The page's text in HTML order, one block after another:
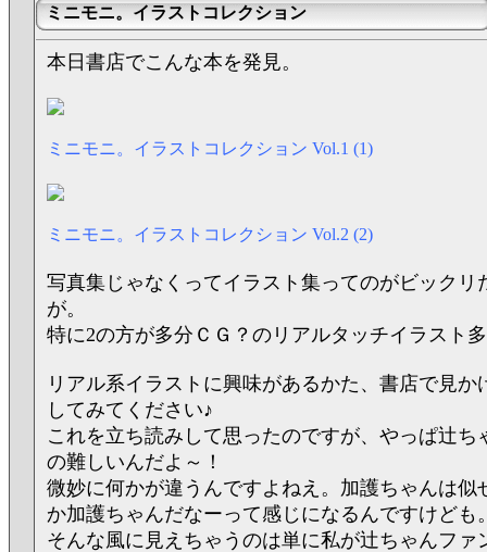
ミニモニ。イラストコレクション
本日書店でこんな本を発見。
ミニモニ。イラストコレクション Vol.1 (1)
ミニモニ。イラストコレクション Vol.2 (2)
写真集じゃなくってイラスト集ってのがビックリ
が。
特に2の方が多分ＣＧ？のリアルタッチイラスト
リアル系イラストに興味があるかた、書店で見か
してみてください♪
これを立ち読みして思ったのですが、やっぱ辻ち
の難しいんだよ～！
微妙に何かが違うんですよねえ。加護ちゃんは似
か加護ちゃんだなーって感じになるんですけども
そんな風に見えちゃうのは単に私が辻ちゃんファ